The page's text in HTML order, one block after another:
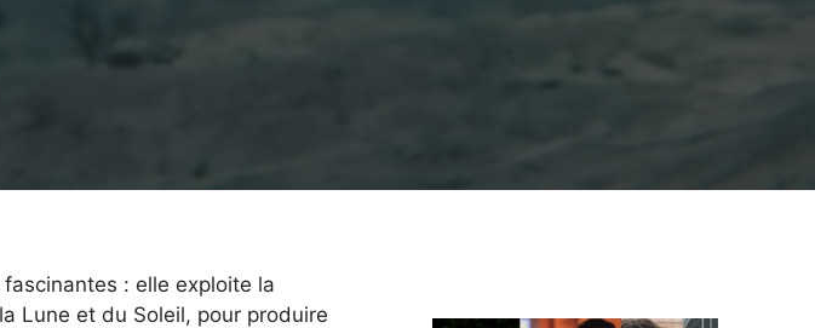
fascinantes : elle exploite la
Lune et du Soleil, pour produire